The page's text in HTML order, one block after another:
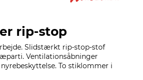
rip-stop
Slidstærkt rip-stop-stof
Ventilationsåbninger
To stiklommer i